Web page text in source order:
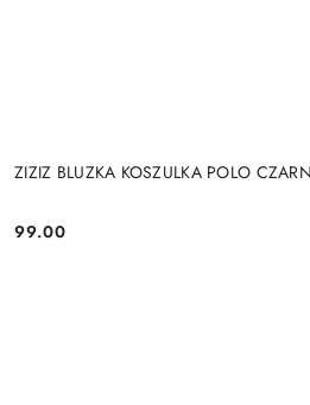
ZIZIZ BLUZKA KOSZULKA POLO
Cena:
99.00